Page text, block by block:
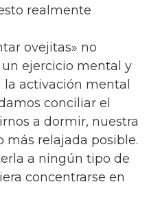
realmente
ovejitas» no
ejercicio mental y
activación mental
conciliar el
a dormir, nuestra
más relajada posible.
a ningún tipo de
concentrarse en